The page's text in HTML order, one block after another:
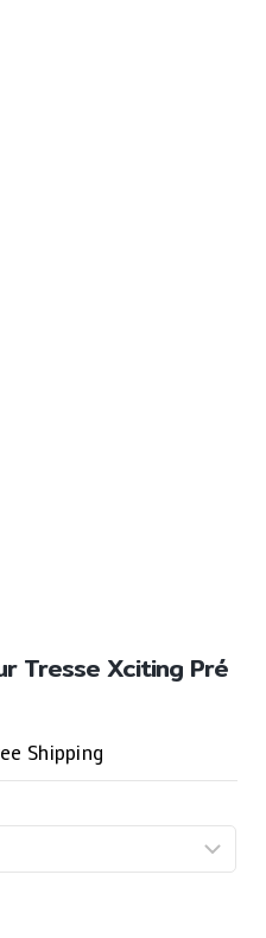
Tresse Xciting Pré
Shipping